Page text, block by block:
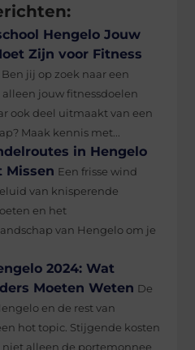
Hengelo Jouw
Zijn voor Fitness
Ben jij op zoek naar een
jouw fitnessdoelen
ook deel uitmaakt van een
Maak kennis met...
in Hengelo
Missen Een frisse wind
van knisperende
en het
van Hengelo om je
2024: Wat
Moeten Weten De
en de rest van
hot topic. Stijgende kosten
niet alleen de portemonnee